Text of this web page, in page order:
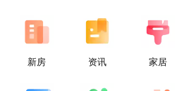
新房 资讯 家居